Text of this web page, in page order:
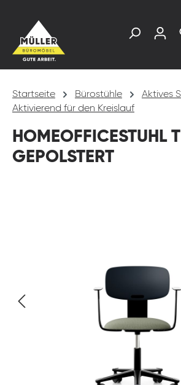
Startseite Bürostühle
Aktives
Aktivierend für den Kreislauf
HOMEOFFICESTUHL
GEPOLSTERT